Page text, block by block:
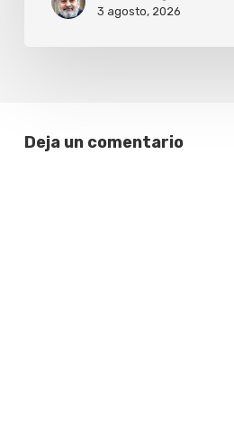
3 agosto, 2026
Deja un comentario